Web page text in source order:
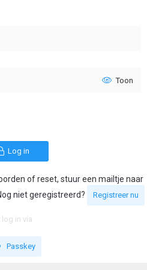
Toon
Log in
of reset, stuur een mailtje naar
niet geregistreerd?
Registreer nu
log in via
Passkey